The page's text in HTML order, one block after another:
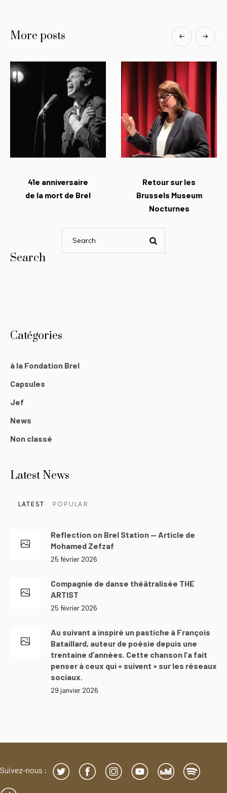
More posts
41e anniversaire
de la mort de Brel
Retour sur les
Brussels Museum
Nocturnes
Search
Catégories
à la Fondation Brel
Capsules
Jef
News
Non classé
Latest News
LATEST POPULAR
Reflection on Brel Station — Article de
Mohamed Zefzaf
25 février 2026
Compagnie de danse théâtralisée THE
ARTIST
25 février 2026
Au suivant a inspiré un pastiche à François
Bataillard, auteur de poésie depuis une
trentaine d’années. Cette chanson l’a fait
penser à ceux qui « suivent » sur les réseaux
sociaux.
29 janvier 2026
Suivez-nous :